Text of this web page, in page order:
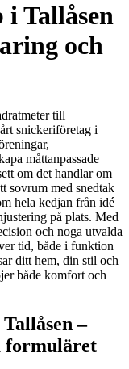
i Tallåsen
och
till
snickeriföretag i
måttanpassade
om det handlar om
sovrum med snedtak
hela kedjan från idé
på plats. Med
och noga utvalda
tid, både i funktion
ditt hem, din stil och
både komfort och
–
formuläret